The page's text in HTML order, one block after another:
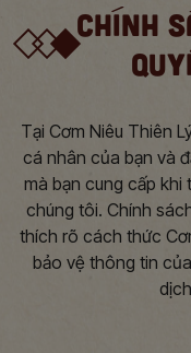
CHÍNH
Tại Cơm Niêu Thiên
cá nhân của bạn và
mà bạn cung cấp
chúng tôi. Chính
thích rõ cách thức
bảo vệ thông tin